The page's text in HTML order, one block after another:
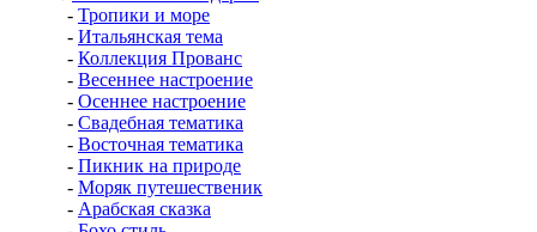
- Тропики и море
- Итальянская тема
- Коллекция Прованс
- Весеннее настроение
- Осеннее настроение
- Свадебная тематика
- Восточная тематика
- Пикник на природе
- Моряк путешественик
- Арабская сказка